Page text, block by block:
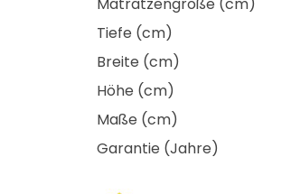
Matratzengröße (cm)
Tiefe (cm)
Breite (cm)
Höhe (cm)
Maße (cm)
Garantie (Jahre)